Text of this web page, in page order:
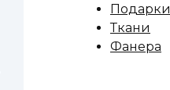
Подарки
Ткани
Фанера